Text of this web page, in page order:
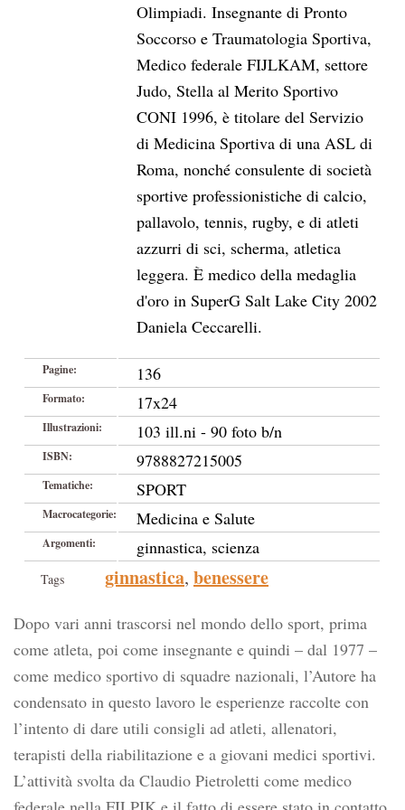
Olimpiadi. Insegnante di Pronto
Soccorso e Traumatologia Sportiva,
Medico federale FIJLKAM, settore
Judo, Stella al Merito Sportivo
CONI 1996, è titolare del Servizio
di Medicina Sportiva di una ASL di
Roma, nonché consulente di società
sportive professionistiche di calcio,
pallavolo, tennis, rugby, e di atleti
azzurri di sci, scherma, atletica
leggera. È medico della medaglia
d'oro in SuperG Salt Lake City 2002
Daniela Ceccarelli.
Pagine: 136
Formato: 17x24
Illustrazioni: 103 ill.ni - 90 foto b/n
ISBN: 9788827215005
Tematiche: SPORT
Macrocategorie: Medicina e Salute
Argomenti: ginnastica, scienza
Tags ginnastica, benessere
Dopo vari anni trascorsi nel mondo dello sport, prima
come atleta, poi come insegnante e quindi – dal 1977 –
come medico sportivo di squadre nazionali, l’Autore ha
condensato in questo lavoro le esperienze raccolte con
l’intento di dare utili consigli ad atleti, allenatori,
terapisti della riabilitazione e a giovani medici sportivi.
L’attività svolta da Claudio Pietroletti come medico